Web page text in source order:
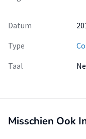
Datum
Type
Taal
Misschien Ook